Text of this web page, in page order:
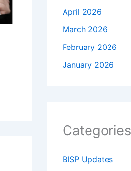
April 2026
March 2026
February 2026
January 2026
Categories
BISP Updates